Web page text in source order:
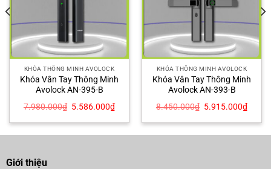
KHÓA THÔNG MINH AVOLOCK
Khóa Vân Tay Thông Minh
Avolock AN-395-B
7.980.000₫ Giá
là:
5.586.000₫Giá
hiện
tại
5.586.000₫.
KHÓA THÔNG MINH AVOLOCK
Khóa Vân Tay Thông Minh
Avolock AN-393-B
8.450.000₫ Giá
là:
5.915.000₫Giá
hiện
tại
Giới thiệu